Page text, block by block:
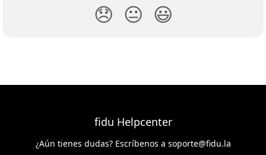
😞 😐 😃
fidu Helpcenter
¿Aún tienes dudas? Escríbenos a soporte@fidu.la